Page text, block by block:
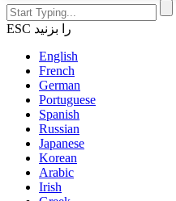
ESC را بزنید
English
French
German
Portuguese
Spanish
Russian
Japanese
Korean
Arabic
Irish